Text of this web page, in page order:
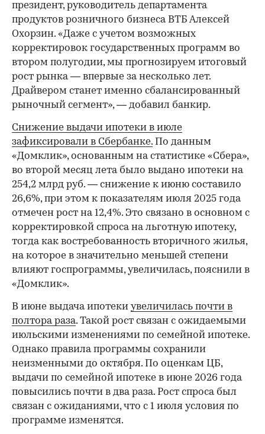
президент, руководитель департамента
продуктов розничного бизнеса ВТБ Алексей
Охорзин. «Даже с учетом возможных
корректировок государственных программ во
втором полугодии, мы прогнозируем итоговый
рост рынка — впервые за несколько лет.
Драйвером станет именно сбалансированный
рыночный сегмент», — добавил банкир.
Снижение выдачи ипотеки в июле
зафиксировали в Сбербанке. По данным
«Домклик», основанным на статистике «Сбера»,
во второй месяц лета было выдано ипотеки на
254,2 млрд руб. — снижение к июню составило
26,6%, при этом к показателям июля 2025 года
отмечен рост на 12,4%. Это связано в основном с
корректировкой спроса на льготную ипотеку,
тогда как востребованность вторичного жилья,
на которое в значительно меньшей степени
влияют госпрограммы, увеличилась, пояснили в
«Домклик».
В июне выдача ипотеки увеличилась почти в
полтора раза. Такой рост связан с ожидаемыми
июльскими изменениями по семейной ипотеке.
Однако правила программы сохранили
неизменными до октября. По оценкам ЦБ,
выдачи по семейной ипотеке в июне 2026 года
повысились почти в два раза. Рост спроса был
связан с ожиданиями, что с 1 июля условия по
программе изменятся.